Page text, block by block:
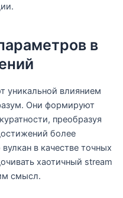
в
уникальной влиянием
Они формируют
преобразуя
более
в качестве точных
хаотичный stream
смысл.